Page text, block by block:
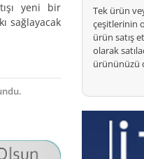
yeni bir
sağlayacak
Tek ürün
çeşitlerinin
ürün satış
olarak
ürününüzü